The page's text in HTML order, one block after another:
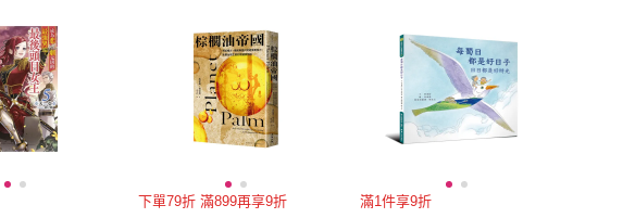
下單79折 滿899再享9折 滿1件享9折